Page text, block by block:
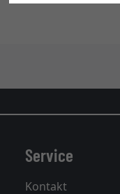
Service
Kontakt